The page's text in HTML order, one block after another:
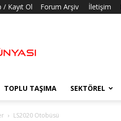
/ Kayıt Ol Forum Arşiv İletişim
TOPLU TAŞIMA SEKTÖREL
LS2020 Otobüsü